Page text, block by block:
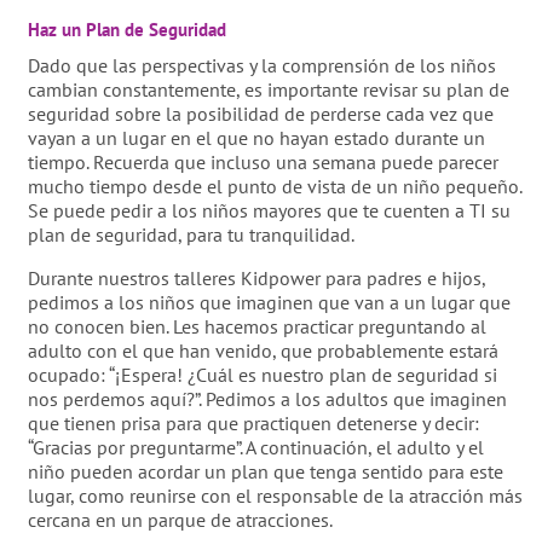
Haz un Plan de Seguridad
Dado que las perspectivas y la comprensión de los niños
cambian constantemente, es importante revisar su plan de
seguridad sobre la posibilidad de perderse cada vez que
vayan a un lugar en el que no hayan estado durante un
tiempo. Recuerda que incluso una semana puede parecer
mucho tiempo desde el punto de vista de un niño pequeño.
Se puede pedir a los niños mayores que te cuenten a TI su
plan de seguridad, para tu tranquilidad.
Durante nuestros talleres Kidpower para padres e hijos,
pedimos a los niños que imaginen que van a un lugar que
no conocen bien. Les hacemos practicar preguntando al
adulto con el que han venido, que probablemente estará
ocupado: “¡Espera! ¿Cuál es nuestro plan de seguridad si
nos perdemos aquí?”. Pedimos a los adultos que imaginen
que tienen prisa para que practiquen detenerse y decir:
“Gracias por preguntarme”. A continuación, el adulto y el
niño pueden acordar un plan que tenga sentido para este
lugar, como reunirse con el responsable de la atracción más
cercana en un parque de atracciones.